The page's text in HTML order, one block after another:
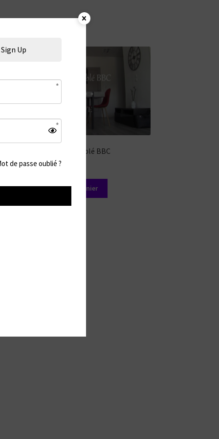
Recrutement ciblé BBC
Ajouter au panier
Sign Up
de passe oublié ?